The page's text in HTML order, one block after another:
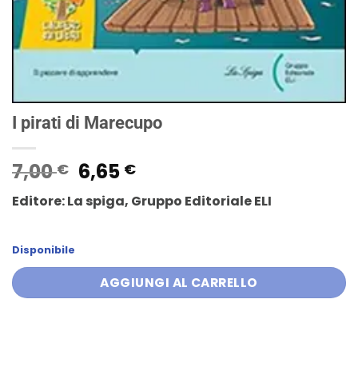
I pirati di Marecupo
7,00€ Il
prezzo
originale
6,65 €Il
prezzo
attuale
Editore: La spiga, Gruppo Editoriale ELI
Disponibile
AGGIUNGI AL CARRELLO